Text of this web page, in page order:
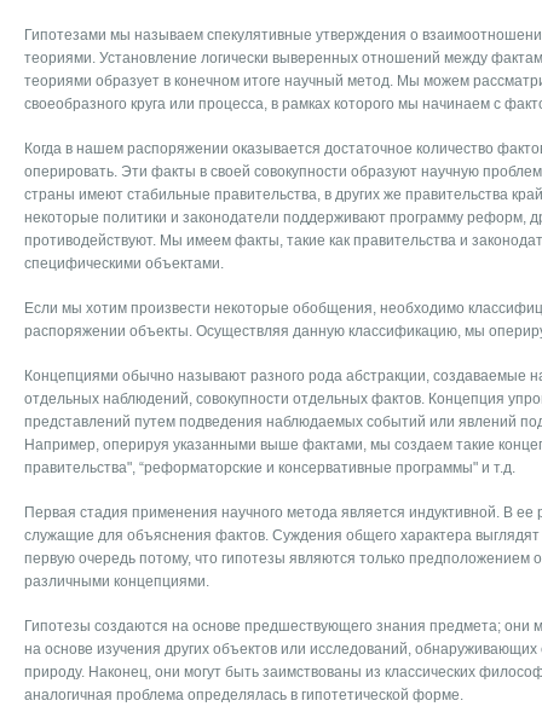
Гипотезами мы называем спекулятивные утверждения о
теориями. Установление логически выверенных отношений между
теориями образует в конечном итоге научный метод. Мы можем
своеобразного круга или процесса, в рамках которого мы начинаем с
Когда в нашем распоряжении оказывается достаточное количество
оперировать. Эти факты в своей совокупности образуют научную
страны имеют стабильные правительства, в других же правительства
некоторые политики и законодатели поддерживают программу реформ,
противодействуют. Мы имеем факты, такие как правительства и
специфическими объектами.
Если мы хотим произвести некоторые обобщения, необходимо
распоряжении объекты. Осуществляя данную классификацию, мы
Концепциями обычно называют разного рода абстракции, создаваемые
отдельных наблюдений, совокупности отдельных фактов. Концепция
представлений путем подведения наблюдаемых событий или явлений
Например, оперируя указанными выше фактами, мы создаем такие
правительства", “реформаторские и консервативные программы" и т.д.
Первая стадия применения научного метода является индуктивной. В ее
служащие для объяснения фактов. Суждения общего характера
первую очередь потому, что гипотезы являются только предположением
различными концепциями.
Гипотезы создаются на основе предшествующего знания предмета; они
на основе изучения других объектов или исследований, обнаруживающих
природу. Наконец, они могут быть заимствованы из классических
аналогичная проблема определялась в гипотетической форме.